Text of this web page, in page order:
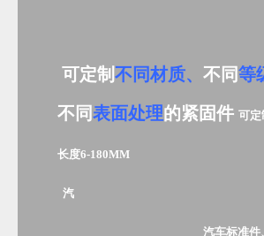
可定制不同材质、 不同等
不同表面处理的紧固件 可定
长度6-180MM
汽车标准件